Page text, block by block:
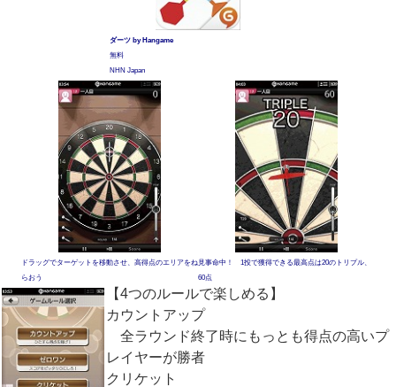
ダーツ by Hangame
無料
NHN Japan
ドラッグでターゲットを移動させ、高得点のエリアをね
らおう
見事命中！ 1投で獲得できる最高点は20のトリプル、
60点
【4つのルールで楽しめる】
カウントアップ
全ラウンド終了時にもっとも得点の高いプ
レイヤーが勝者
クリケット